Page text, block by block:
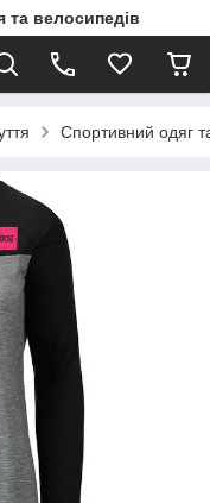
та велосипедів
Спортивний одяг